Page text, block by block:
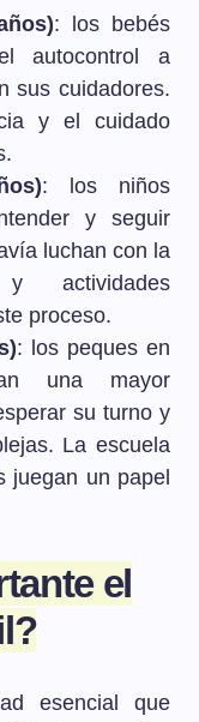
: los bebés
autocontrol a
sus cuidadores.
y el cuidado
: los niños
y seguir
luchan con la
y actividades
proceso.
: los peques en
una mayor
su turno y
La escuela
juegan un papel
el
esencial que